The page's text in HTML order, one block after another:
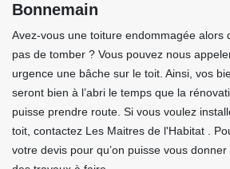
Bonnemain
Avez-vous une toiture endommagée alors
pas de tomber ? Vous pouvez nous
urgence une bâche sur le toit. Ainsi, vos
seront bien à l’abri le temps que la
puisse prendre route. Si vous voulez
toit, contactez Les Maitres de l'Habitat .
votre devis pour qu’on puisse vous